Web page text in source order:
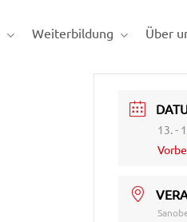
Weiterbildung Über
13. -